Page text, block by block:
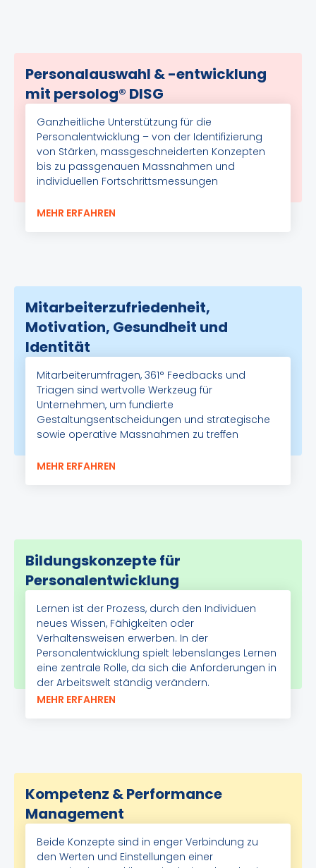
Personalauswahl & -entwicklung
mit persolog® DISG
Ganzheitliche Unterstützung für die
Personalentwicklung – von der Identifizierung
von Stärken, massgeschneiderten Konzepten
bis zu passgenauen Massnahmen und
individuellen Fortschrittsmessungen
MEHR ERFAHREN
Mitarbeiterzufriedenheit,
Motivation, Gesundheit und
Identität
Mitarbeiterumfragen, 361° Feedbacks und
Triagen sind wertvolle Werkzeug für
Unternehmen, um fundierte
Gestaltungsentscheidungen und strategische
sowie operative Massnahmen zu treffen
MEHR ERFAHREN
Bildungskonzepte für
Personalentwicklung
Lernen ist der Prozess, durch den Individuen
neues Wissen, Fähigkeiten oder
Verhaltensweisen erwerben. In der
Personalentwicklung spielt lebenslanges Lernen
eine zentrale Rolle, da sich die Anforderungen in
der Arbeitswelt ständig verändern.
MEHR ERFAHREN
Kompetenz & Performance
Management
Beide Konzepte sind in enger Verbindung zu
den Werten und Einstellungen einer